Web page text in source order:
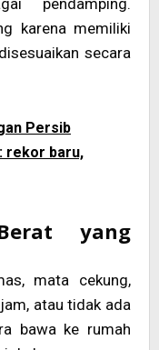
karena memiliki
secara
Persib
rekor baru,
yang
mata cekung,
atau tidak ada
bawa ke rumah